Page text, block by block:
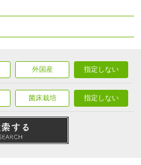
外国産 指定しない
菌床栽培 指定しない